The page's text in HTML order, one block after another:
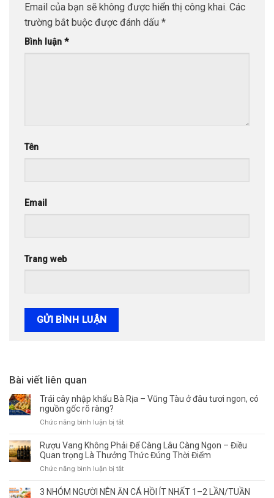
Email của bạn sẽ không được hiển thị công khai. Các
trường bắt buộc được đánh dấu *
Bình luận *
Tên
Email
Trang web
Bài viết liên quan
Trái cây nhập khẩu Bà Rịa – Vũng Tàu ở đâu tươi ngon, có
nguồn gốc rõ ràng?
Chức năng bình luận bị tắtở
cây
nhập
Bà
–
Rượu Vang Không Phải Để Càng Lâu Càng Ngon – Điều
Quan trọng Là Thưởng Thức Đúng Thời Điểm
Chức năng bình luận bị tắtở
Vang
3 NHÓM NGƯỜI NÊN ĂN CÁ HỒI ÍT NHẤT 1–2 LẦN/TUẦN